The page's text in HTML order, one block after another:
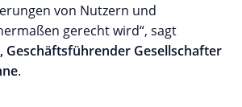
von Nutzern und
gerecht wird“, sagt
Geschäftsführender Gesellschafter
.